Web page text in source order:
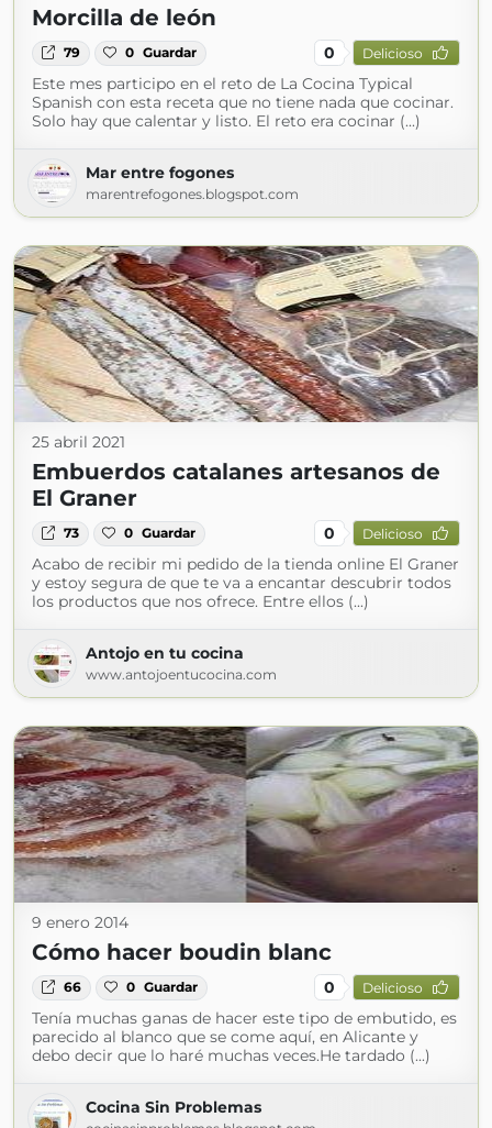
Morcilla de león
79 0 Guardar 0 Delicioso
Este mes participo en el reto de La Cocina Typical
Spanish con esta receta que no tiene nada que cocinar.
Solo hay que calentar y listo. El reto era cocinar (...)
Mar entre fogones
marentrefogones.blogspot.com
25 abril 2021
Embuerdos catalanes artesanos de
El Graner
73 0 Guardar 0 Delicioso
Acabo de recibir mi pedido de la tienda online El Graner
y estoy segura de que te va a encantar descubrir todos
los productos que nos ofrece. Entre ellos (...)
Antojo en tu cocina
www.antojoentucocina.com
9 enero 2014
Cómo hacer boudin blanc
66 0 Guardar 0 Delicioso
Tenía muchas ganas de hacer este tipo de embutido, es
parecido al blanco que se come aquí, en Alicante y
debo decir que lo haré muchas veces.He tardado (...)
Cocina Sin Problemas